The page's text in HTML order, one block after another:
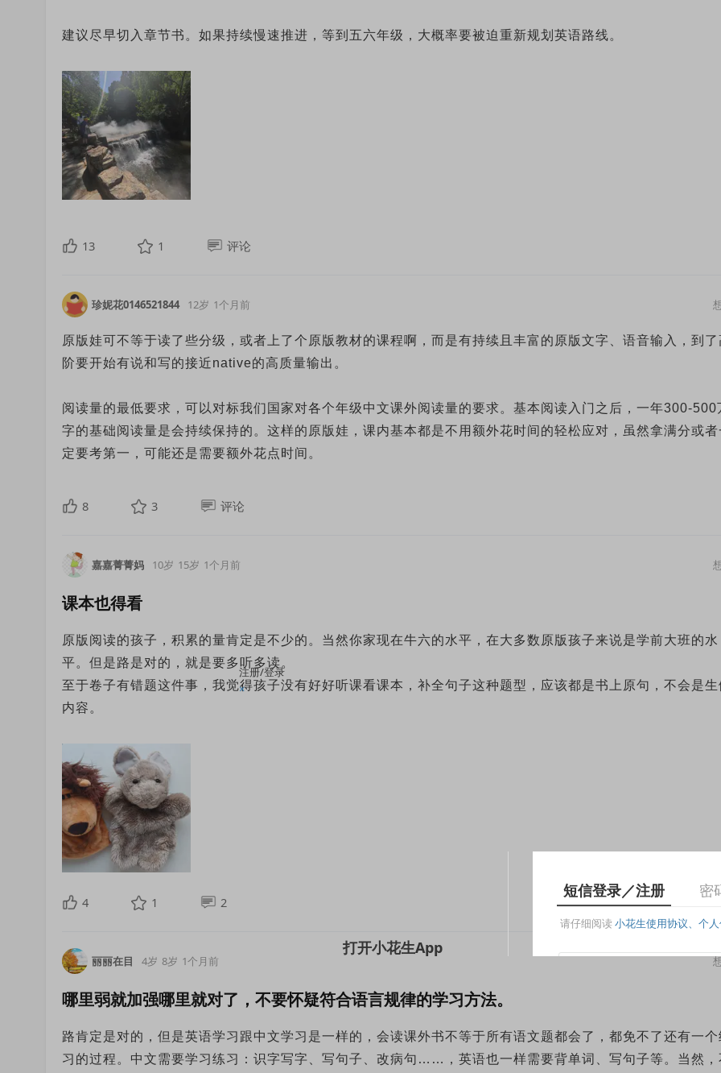
注册/登录
×
建议尽早切入章节书。如果持续慢速推进，等到五六年级，大概率要被迫重新规划英语路线。
13 1 评论
珍妮花0146521844 12岁 1个月前
原版娃可不等于读了些分级，或者上了个原版教材的课程啊，而是有持续且丰富的原版文字、语音输入，到了
阶要开始有说和写的接近native的高质量输出。
阅读量的最低要求，可以对标我们国家对各个年级中文课外阅读量的要求。基本阅读入门之后，一年300-500
字的基础阅读量是会持续保持的。这样的原版娃，课内基本都是不用额外花时间的轻松应对，虽然拿满分或者
定要考第一，可能还是需要额外花点时间。
8 3 评论
嘉嘉菁菁妈 10岁 15岁 1个月前
课本也得看
原版阅读的孩子，积累的量肯定是不少的。当然你家现在牛六的水平，在大多数原版孩子来说是学前大班的水
平。但是路是对的，就是要多听多读。
至于卷子有错题这件事，我觉得孩子没有好好听课看课本，补全句子这种题型，应该都是书上原句，不会是生
内容。
4 1 2
丽丽在目 4岁 8岁 1个月前
哪里弱就加强哪里就对了，不要怀疑符合语言规律的学习方法。
路肯定是对的，但是英语学习跟中文学习是一样的，会读课外书不等于所有语文题都会了，都免不了还有一个
习的过程。中文需要学习练习：识字写字、写句子、改病句……，英语也一样需要背单词、写句子等。当然，